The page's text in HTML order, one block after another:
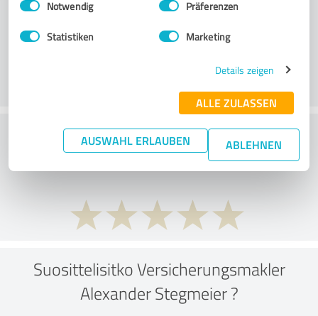
Notwendig Präferenzen
Statistiken Marketing
Details zeigen
ALLE ZULASSEN
AUSWAHL ERLAUBEN ABLEHNEN
Asiakaspalvelu
What do you think of the price to
performance ratio?
Suosittelisitko Versicherungsmakler
Alexander Stegmeier ?